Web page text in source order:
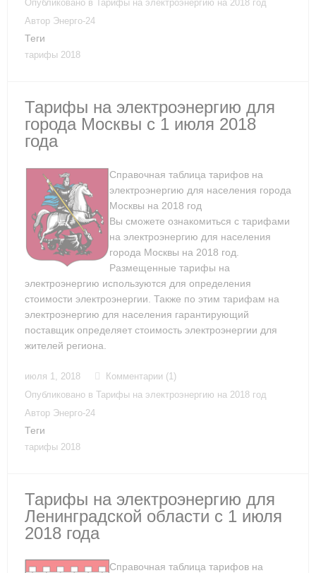
Опубликовано в Тарифы на электроэнергию на 2018 год
Автор Энерго-24
Теги
тарифы 2018
Тарифы на электроэнергию для
города Москвы с 1 июля 2018
года
Справочная таблица тарифов на
электроэнергию для населения города
Москвы на 2018 год
Вы сможете ознакомиться с тарифами
на электроэнергию для населения
города Москвы на 2018 год.
Размещенные тарифы на
электроэнергию используются для определения
стоимости электроэнергии. Также по этим тарифам на
электроэнергию для населения гарантирующий
поставщик определяет стоимость электроэнергии для
жителей региона.
июля 1, 2018
Комментарии (1)
Опубликовано в Тарифы на электроэнергию на 2018 год
Автор Энерго-24
Теги
тарифы 2018
Тарифы на электроэнергию для
Ленинградской области с 1 июля
2018 года
Справочная таблица тарифов на